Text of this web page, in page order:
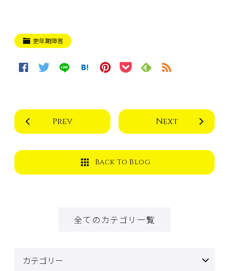
更年期障害
Prev Next
Back To Blog
全てのカテゴリ一覧